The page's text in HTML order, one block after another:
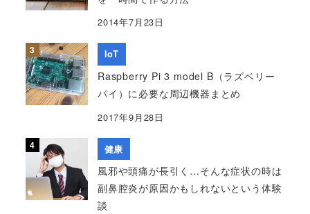
2014年7月23日
IoT
Raspberry Pi 3 model B（ラズベリー
パイ）に必要な周辺機器まとめ
2017年9月28日
健康
風邪や頭痛が長引く…そんな症状の時は
副鼻腔炎が原因かもしれないという体験
談